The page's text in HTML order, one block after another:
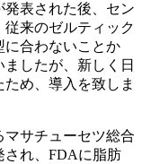
発表された後、セン
来のゼルティック
に合わないことか
したが、新しく日
め、導入を致しま
サチューセツ総合
され、FDAに脂肪